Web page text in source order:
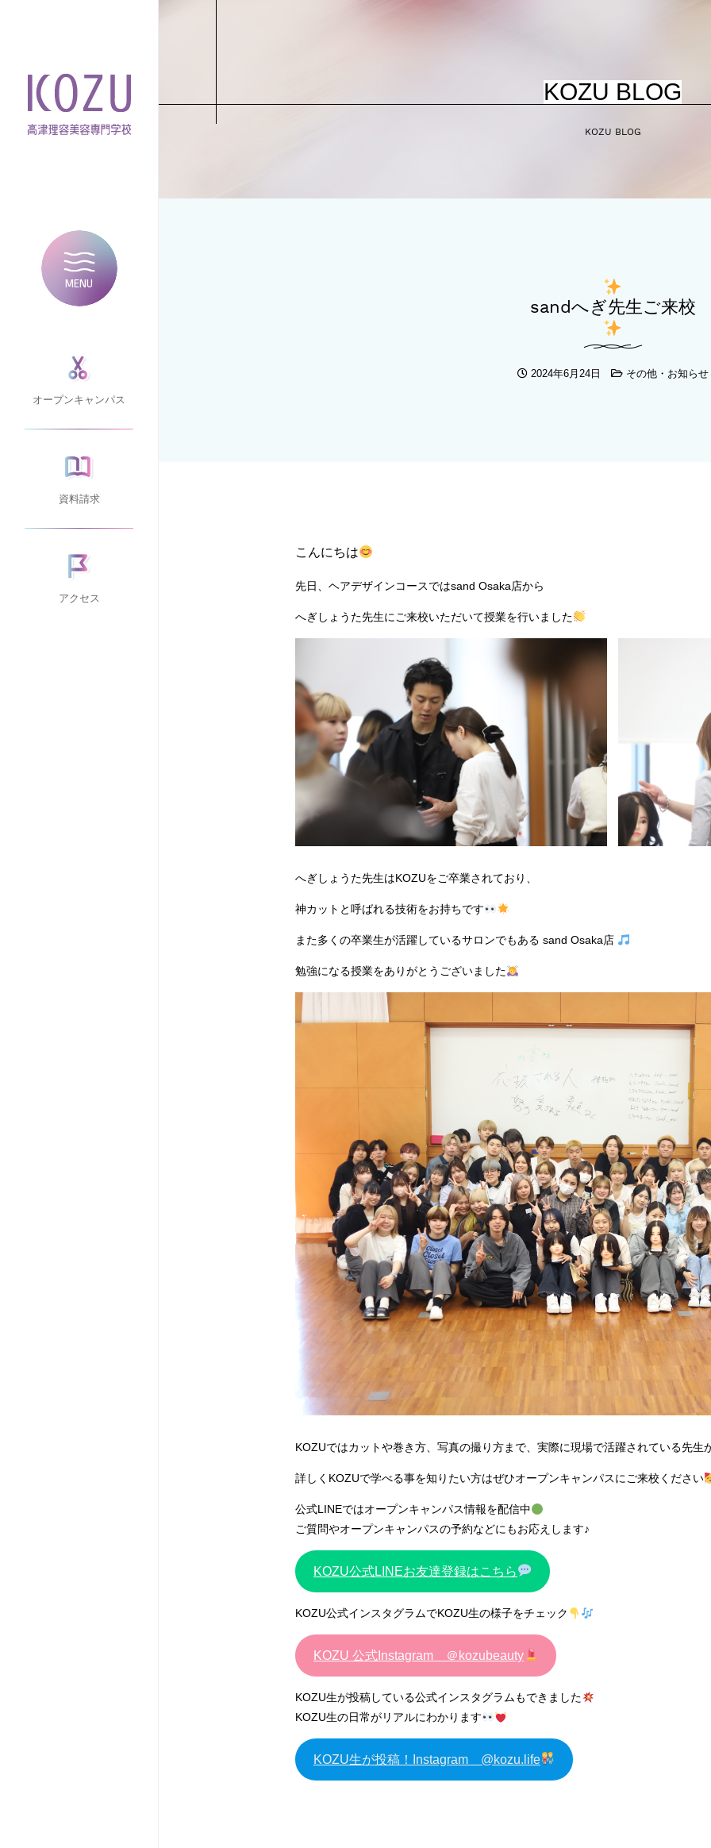
MENU
オープンキャンパス
資料請求
アクセス
KOZU BLOG
KOZU BLOG
sandへぎ先生ご来校
2024年6月24日 その他・お知らせ
こんにちは
先日、ヘアデザインコースではsand Osaka店から
へぎしょうた先生にご来校いただいて授業を行いました
へぎしょうた先生はKOZUをご卒業されており、
神カットと呼ばれる技術をお持ちです
また多くの卒業生が活躍しているサロンでもある sand Osaka店
勉強になる授業をありがとうございました
KOZUではカットや巻き方、写真の撮り方まで、実際に現場で活躍されている先生
詳しくKOZUで学べる事を知りたい方はぜひオープンキャンパスにご来校ください
公式LINEではオープンキャンパス情報を配信中
ご質問やオープンキャンパスの予約などにもお応えします♪
KOZU公式LINEお友達登録はこちら
KOZU公式インスタグラムでKOZU生の様子をチェック
KOZU 公式Instagram ＠kozubeauty
KOZU生が投稿している公式インスタグラムもできました
KOZU生の日常がリアルにわかります
KOZU生が投稿！Instagram @kozu.life